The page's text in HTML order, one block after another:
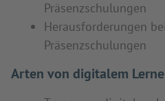
Präsenzschulungen
Herausforderungen
Präsenzschulungen
Arten von digitalem